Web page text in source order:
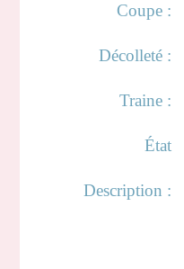
Coupe :
Décolleté :
Traine :
État
Description :